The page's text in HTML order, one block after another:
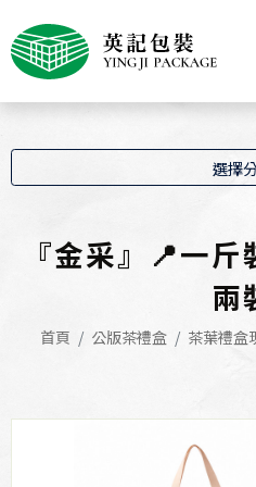
選擇
『金采』📍一
兩
首頁 公版茶禮盒 茶葉禮盒